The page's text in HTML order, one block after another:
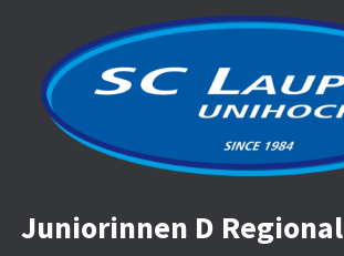
Juniorinnen D Regional